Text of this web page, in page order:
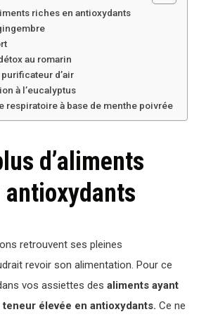
riches en antioxydants
au romarin
d’air
à l’eucalyptus
respiratoire à base de menthe poivrée
d’aliments
antioxydants
retrouvent ses pleines
revoir son alimentation. Pour ce
vos assiettes des aliments ayant
élevée en antioxydants. Ce ne